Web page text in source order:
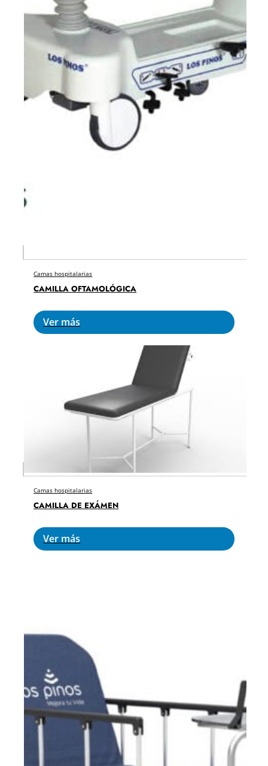
Camas hospitalarias
CAMILLA OFTAMOLÓGICA
Ver más
Camas hospitalarias
CAMILLA DE EXÁMEN
Ver más